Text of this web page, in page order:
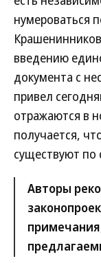
нумероваться
введению
документа с
привел
отражаются в
получается,
существуют по
Авторы